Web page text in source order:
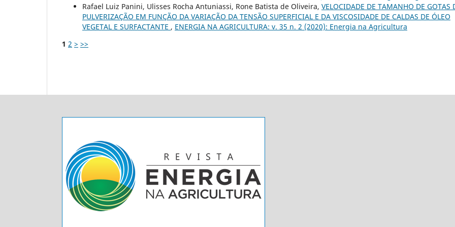
Rafael Luiz Panini, Ulisses Rocha Antuniassi, Rone Batista de Oliveira, VELOCIDADE DE TAMANHO DE GOTAS
PULVERIZAÇÃO EM FUNÇÃO DA VARIAÇÃO DA TENSÃO SUPERFICIAL E DA VISCOSIDADE DE CALDAS DE ÓLEO
VEGETAL E SURFACTANTE , ENERGIA NA AGRICULTURA: v. 35 n. 2 (2020): Energia na Agricultura
1 2 > >>